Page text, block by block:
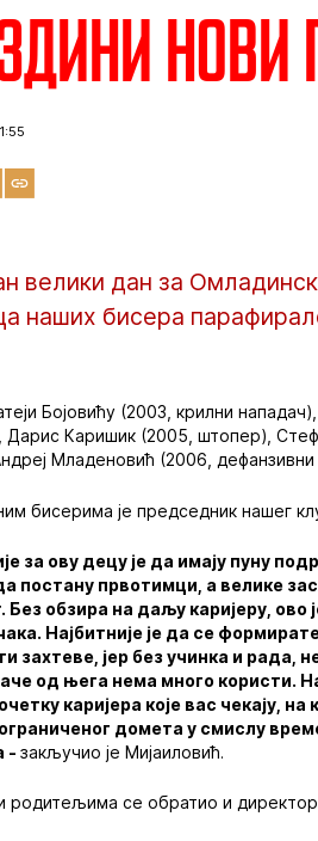
1:55
велики дан за
наших бисера
Бојовићу (2003, крилни
Дарис Каришик (2005, штопер),
Младеновић (2006,
бисерима је председник нашег
за ову децу је да имају пуну
постану првотимци, а велике
Без обзира на даљу каријеру,
Најбитније је да се
захтеве, јер без учинка и рада,
од њега нема много користи.
каријера које вас чекају,
домета у смислу
-закључио је Мијаиловић.
родитељима се обратио и